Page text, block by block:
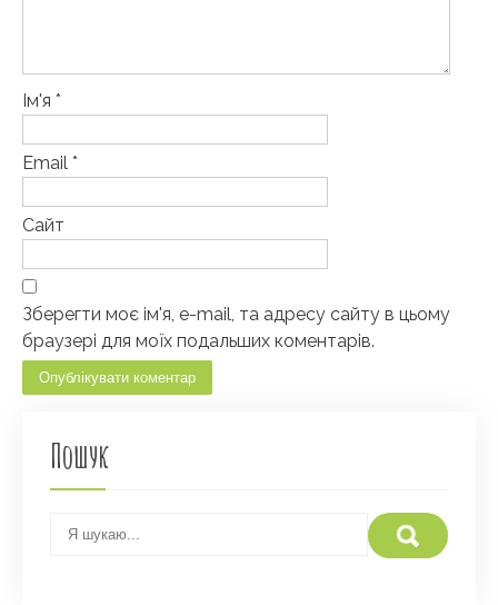
Ім'я *
Email *
Сайт
Зберегти моє ім'я, e-mail, та адресу сайту в цьому
браузері для моїх подальших коментарів.
Пошук